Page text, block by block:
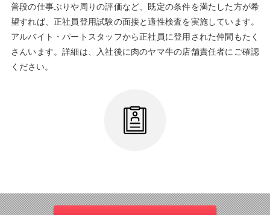
普段の仕事ぶりや周りの評価など、既定の条件を満たした方が希
望すれば、正社員登用試験の面接と適性検査を実施しています。
アルバイト・パートスタッフから正社員に登用された仲間もたく
さんいます。詳細は、入社後に肉のヤマ牛の店舗責任者にご確認
ください。